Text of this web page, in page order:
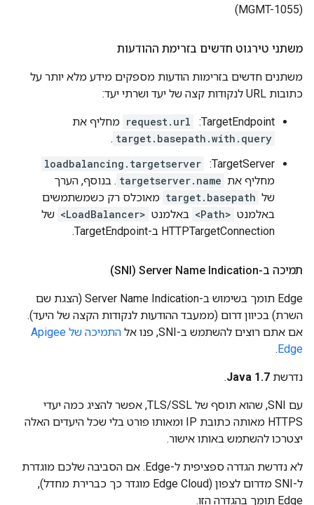
(MGMT-1055)
משתני טירגוט חדשים בזרימת ההודעות
משתנים חדשים בזרימות הודעות מספקים מידע מלא יותר על
כתובות URL לנקודות קצה של יעד ושרתי יעד:
‫TargetEndpoint: ‏
request.url מחליף את
target.basepath.with.query
.
‫TargetServer: ‏
loadbalancing.targetserver
מחליף את targetserver.name . בנוסף, הערך
של target.basepath מאוכלס רק כשמשתמשים
באלמנט <Path> באלמנט <LoadBalancer> של
HTTPTargetConnection ב-TargetEndpoint.
תמיכה ב-Server Name Indication‏ (SNI)
‫Edge תומך בשימוש ב-Server Name Indication (הצגת שם
השרת) בכיוון דרום (ממעבד ההודעות לנקודות הקצה של היעד).
אם אתם רוצים להשתמש ב-SNI, פנו אל
התמיכה של Apigee
Edge
.
נדרשת Java 1.7
.
עם SNI, שהוא תוסף של TLS/SSL, אפשר להציג כמה יעדי
HTTPS מאותה כתובת IP ומאותו פורט בלי שכל היעדים האלה
יצטרכו להשתמש באותו אישור.
לא נדרשת הגדרה ספציפית ל-Edge. אם הסביבה שלכם מוגדרת
ל-SNI מדרום לצפון (Edge Cloud מוגדר כך כברירת מחדל), ‏
Edge תומך בהגדרה הזו.